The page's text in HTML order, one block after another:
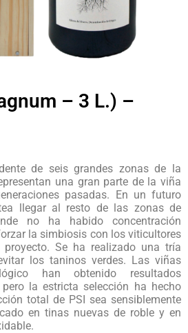
– 3 L.) –
de seis grandes zonas de la
una gran parte de la viña
pasadas. En un futuro
llegar al resto de las zonas de
no ha habido concentración
la simbiosis con los viticultores
Se ha realizado una tría
los taninos verdes. Las viñas
han obtenido resultados
la estricta selección ha hecho
total de PSI sea sensiblemente
en tinas nuevas de roble y en